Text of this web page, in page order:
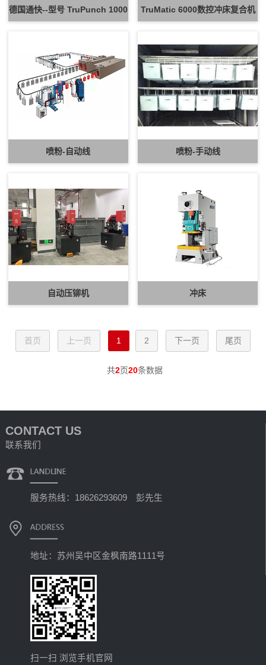
德国通快--型号 TruPunch 1000 TruMatic 6000数控冲床复合机
喷粉-自动线 喷粉-手动线
自动压铆机 冲床
首页 上一页 1 2 下一页 尾页
共2页20条数据
CONTACT US
联系我们
服务热线：18626293609 彭先生
地址：苏州吴中区金枫南路1111号
扫一扫 浏览手机官网